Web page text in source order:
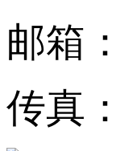
邮箱
传真